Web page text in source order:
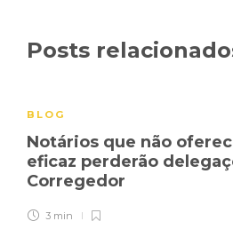
Posts
BLOG
Notários que não
eficaz perderão
Corregedor
3 min